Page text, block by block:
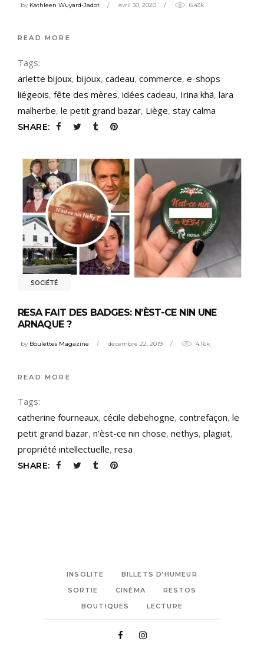
by Kathleen Wuyard-Jadot avril 30, 2020 6.43k
READ MORE
Tags:
arlette bijoux, bijoux, cadeau, commerce, e-shops
liégeois, fête des mères, idées cadeau, Irina khä, lara
malherbe, le petit grand bazar, Liège, stay calma
SHARE:
SOCIÉTÉ
RESA FAIT DES BADGES: N’ÈST-CE NIN UNE
ARNAQUE ?
by Boulettes Magazine décembre 22, 2019 4.16k
READ MORE
Tags:
catherine fourneaux, cécile debehogne, contrefaçon, le
petit grand bazar, n’èst-ce nin chose, nethys, plagiat,
propriété intellectuelle, resa
SHARE:
INSOLITE
BILLETS D’HUMEUR
SORTIE
CINÉMA
RESTOS
BOUTIQUES
LECTURE